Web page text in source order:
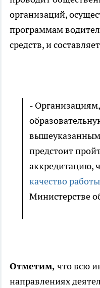
организаций,
программам
средств, и
-
предстоит
аккредитацию,
качество работы
Министерстве
Отметим, что всю
направлениях